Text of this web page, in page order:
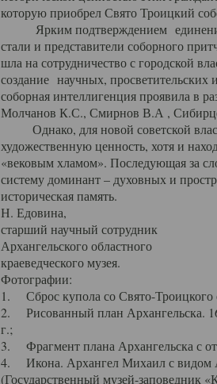
которую приобрел Свято Троицкий
Ярким подтверждением единения
стали и представители соборного
шла на сотрудничество с городской
создание научных, просветительских
соборная интеллигенция проявила в
Молчанов К.С., Смирнов В.А ,
Однако, для новой советской
художественную ценность, хотя и
«вековым хламом». Последующая за
систему доминант – духовных и
историческая память.
Н. Едовина,
старший научный сотрудник
Архангельского областного
краеведческого музея.
Фотографии:
1. Сброс купола со Свято-Троицкого
2. Рисованный план Архангельска.
г.;
3. Фрагмент плана Архангельска с
4. Икона. Архангел Михаил с видом
(Государственный музей-заповедник